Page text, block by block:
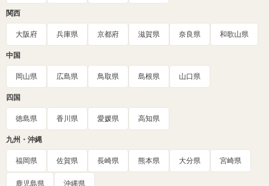
関西
大阪府 兵庫県 京都府 滋賀県 奈良県 和歌山県
中国
岡山県 広島県 鳥取県 島根県 山口県
四国
徳島県 香川県 愛媛県 高知県
九州・沖縄
福岡県 佐賀県 長崎県 熊本県 大分県 宮崎県
鹿児島県 沖縄県